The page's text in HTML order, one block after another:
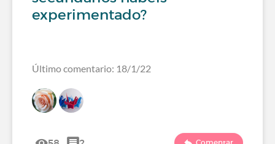
experimentado?
Último comentario: 18/1/22